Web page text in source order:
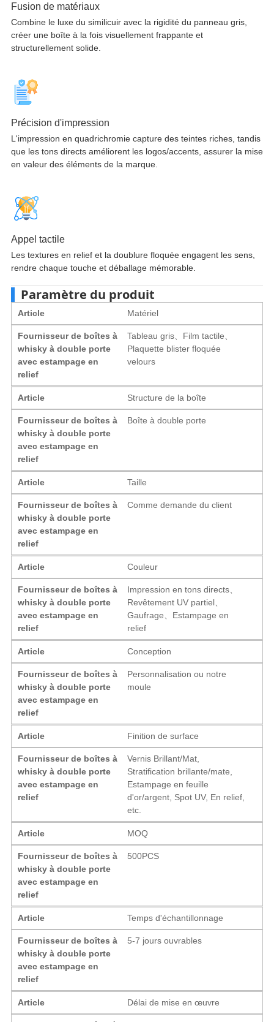
Fusion de matériaux
Combine le luxe du similicuir avec la rigidité du panneau gris,
créer une boîte à la fois visuellement frappante et
structurellement solide.
Précision d'impression
L'impression en quadrichromie capture des teintes riches, tandis
que les tons directs améliorent les logos/accents, assurer la mise
en valeur des éléments de la marque.
Appel tactile
Les textures en relief et la doublure floquée engagent les sens,
rendre chaque touche et déballage mémorable.
Paramètre du produit
Article Matériel
Fournisseur de boîtes à
whisky à double porte
avec estampage en
relief
Tableau gris、Film tactile、
Plaquette blister floquée
velours
Article Structure de la boîte
Fournisseur de boîtes à
whisky à double porte
avec estampage en
relief
Boîte à double porte
Article Taille
Fournisseur de boîtes à
whisky à double porte
avec estampage en
relief
Comme demande du client
Article Couleur
Fournisseur de boîtes à
whisky à double porte
avec estampage en
relief
Impression en tons directs、
Revêtement UV partiel、
Gaufrage、Estampage en
relief
Article Conception
Fournisseur de boîtes à
whisky à double porte
avec estampage en
relief
Personnalisation ou notre
moule
Article Finition de surface
Fournisseur de boîtes à
whisky à double porte
avec estampage en
relief
Vernis Brillant/Mat,
Stratification brillante/mate,
Estampage en feuille
d'or/argent, Spot UV, En relief,
etc.
Article MOQ
Fournisseur de boîtes à
whisky à double porte
avec estampage en
relief
500PCS
Article Temps d'échantillonnage
Fournisseur de boîtes à
whisky à double porte
avec estampage en
relief
5-7 jours ouvrables
Article Délai de mise en œuvre